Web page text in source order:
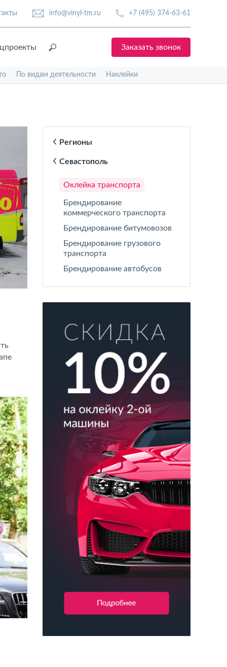
info@vinyl-tm.ru +7 (495) 374-63-61
Заказать звонок
По видам деятельности Наклейки
Регионы
Севастополь
Оклейка транспорта
Брендирование
коммерческого транспорта
Брендирование битумовозов
Брендирование грузового
транспорта
Брендирование автобусов